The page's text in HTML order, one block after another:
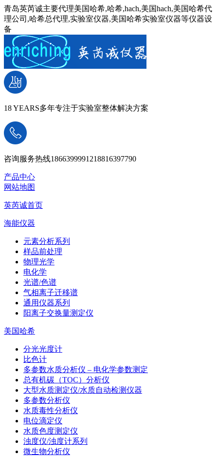
青岛英芮诚主要代理美国哈希,哈希,hach,美国hach,美国哈希代
理公司,哈希总代理,实验室仪器,美国哈希实验室仪器等仪器设
备
18 YEARS多年专注于实验室整体解决方案
咨询服务热线1866399991218816397790
产品中心
网站地图
英芮诚首页
海能仪器
元素分析系列
样品前处理
物理光学
电化学
光谱/色谱
气相离子迁移谱
通用仪器系列
阳离子交换量测定仪
美国哈希
分光光度计
比色计
多参数水质分析仪 – 电化学参数测定
总有机碳（TOC）分析仪
大型水质测定仪/水质自动检测仪器
多参数分析仪
水质毒性分析仪
电位滴定仪
水质色度测定仪
浊度仪/浊度计系列
微生物分析仪